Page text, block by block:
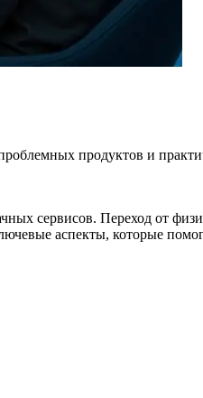
продуктов и
сервисов. Переход от
аспекты, которые